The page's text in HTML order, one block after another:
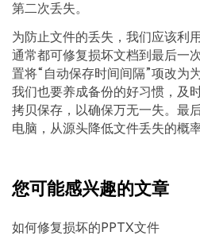
第二次丢失。
为防止文件的丢失，我们应该利
通常都可修复损坏文档到最后一
置将“自动保存时间间隔”项改为
我们也要养成备份的好习惯，及
拷贝保存，以确保万无一失。最
电脑，从源头降低文件丢失的概率
您可能感兴趣的文章
如何修复损坏的PPTX文件